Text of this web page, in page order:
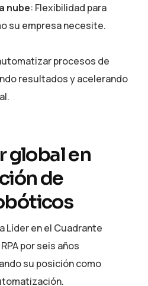
nube: Flexibilidad para
su empresa necesite.
procesos de
resultados y acelerando
global en
de
Líder en el Cuadrante
por seis años
su posición como